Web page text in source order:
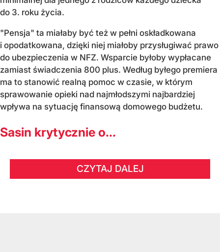
do 3. roku życia.
"Pensja" ta miałaby być też w pełni oskładkowana
i opodatkowana, dzięki niej miałoby przysługiwać prawo
do ubezpieczenia w NFZ. Wsparcie byłoby wypłacane
zamiast świadczenia 800 plus. Według byłego premiera
ma to stanowić realną pomoc w czasie, w którym
sprawowanie opieki nad najmłodszymi najbardziej
wpływa na sytuację finansową domowego budżetu.
Sasin krytycznie o...
CZYTAJ DALEJ